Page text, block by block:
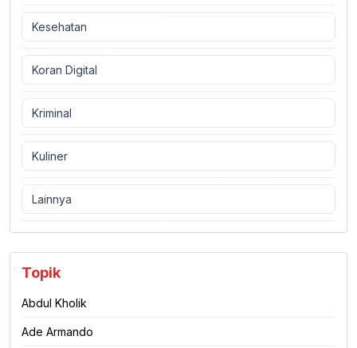
Kesehatan
Koran Digital
Kriminal
Kuliner
Lainnya
Topik
Abdul Kholik
Ade Armando